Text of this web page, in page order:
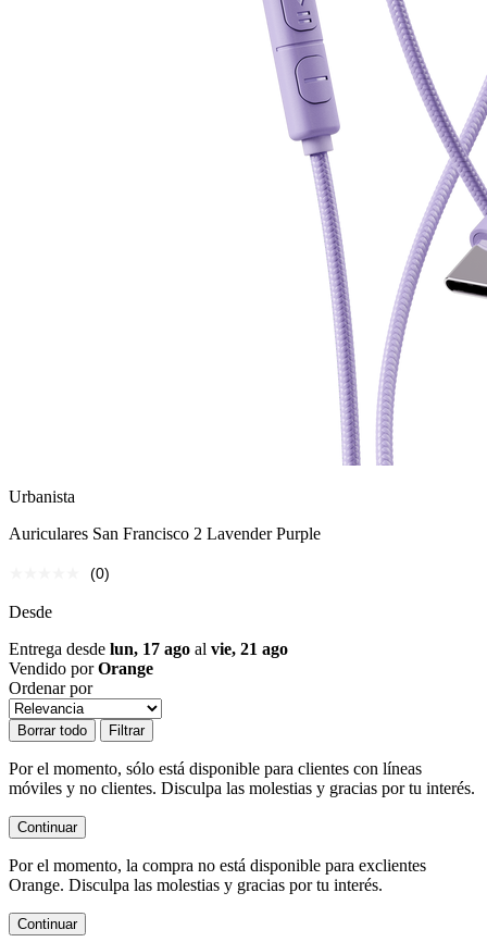
Urbanista
Auriculares San Francisco 2 Lavender Purple
(0)
Desde
Entrega desde lun, 17 ago al vie, 21 ago
Vendido porOrange
Ordenar por
Borrar todo Filtrar
Por el momento, sólo está disponible para clientes con líneas
móviles y no clientes. Disculpa las molestias y gracias por tu interés.
Continuar
Por el momento, la compra no está disponible para exclientes
Orange. Disculpa las molestias y gracias por tu interés.
Continuar